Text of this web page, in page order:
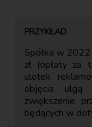
Spółka w
zł (opłaty za
ulotek
objęcia ulgą
zwiększenie
będących w